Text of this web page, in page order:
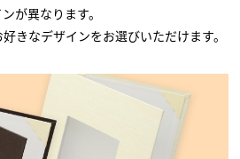
が異なります。
きなデザインをお選びいただけます。